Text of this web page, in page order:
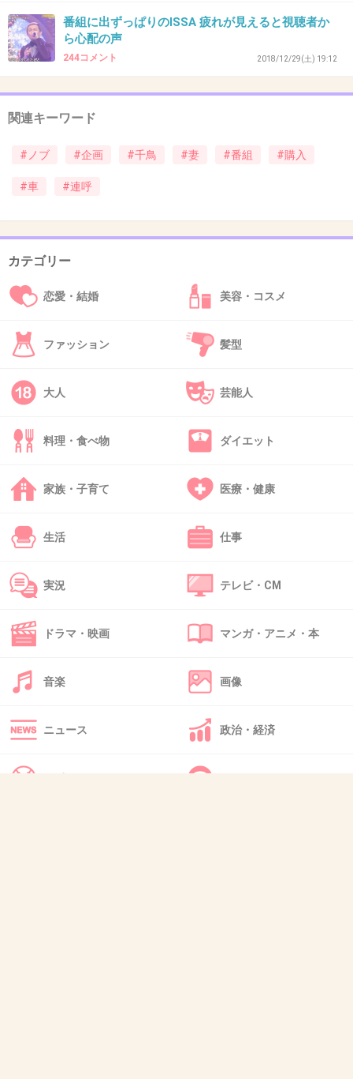
稼いでるから買えばいいんだけど、
奥さんが買い物やスイミング？か何かの習い事
の送迎に使いたいって言ってて、
6年間車なしで生活してたんだって。
運転不安じゃないのかな、慣れるまで練習した
らいいから余計なお世話かな。
+316
これの前の焦らし牛丼がめっちゃおもろかった
41. 匿名 2018/12/28(金) 19:36:02
理だわ…。普通にトヨタとか日産とか行ってハ
+308
同じEクラスならステーションワゴンのオールテレーンがお
+11
番組に出ずっぱりのISSA 疲れが見えると視聴者か
ら心配の声
244コメント 2018/12/29(土) 19:12
関連キーワード
#ノブ #企画 #千鳥 #妻 #番組 #購入
#車 #連呼
カテゴリー
恋愛・結婚 美容・コスメ
ファッション 髪型
大人 芸能人
料理・食べ物 ダイエット
家族・子育て 医療・健康
生活 仕事
実況 テレビ・CM
ドラマ・映画 マンガ・アニメ・本
音楽 画像
ニュース 政治・経済